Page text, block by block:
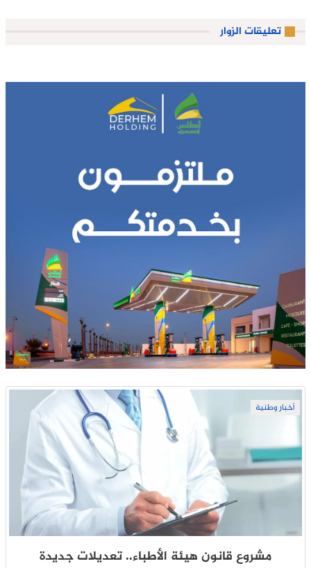
تعليقات الزوار
أخبار وطنية
مشروع قانون هيئة الأطباء.. تعديلات جديدة